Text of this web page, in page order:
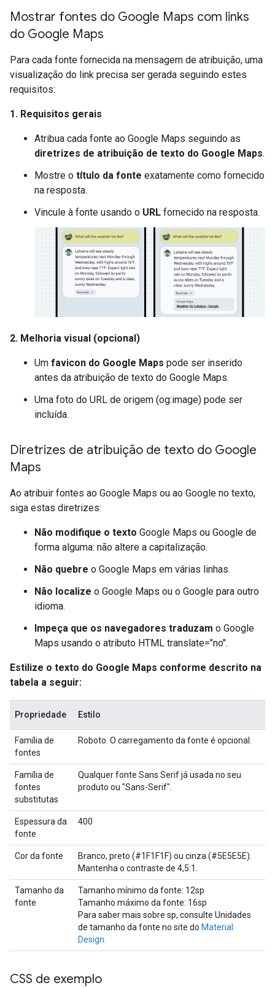
Mostrar fontes do Google Maps com links
do Google Maps
Para cada fonte fornecida na mensagem de atribuição, uma
visualização do link precisa ser gerada seguindo estes
requisitos:
1. Requisitos gerais
Atribua cada fonte ao Google Maps seguindo as
diretrizes de atribuição de texto do Google Maps.
Mostre o título da fonte exatamente como fornecido
na resposta.
Vincule à fonte usando o URL fornecido na resposta.
2. Melhoria visual (opcional)
Um favicon do Google Maps pode ser inserido
antes da atribuição de texto do Google Maps.
Uma foto do URL de origem (og:image) pode ser
incluída.
Diretrizes de atribuição de texto do Google
Maps
Ao atribuir fontes ao Google Maps ou ao Google no texto,
siga estas diretrizes:
Não modifique o texto Google Maps ou Google de
forma alguma: não altere a capitalização.
Não quebre o Google Maps em várias linhas.
Não localize o Google Maps ou o Google para outro
idioma.
Impeça que os navegadores traduzam o Google
Maps usando o atributo HTML translate="no".
Estilize o texto do Google Maps conforme descrito na
tabela a seguir:
Propriedade Estilo
Família de
fontes
Roboto. O carregamento da fonte é opcional.
Família de
fontes
substitutas
Qualquer fonte Sans Serif já usada no seu
produto ou "Sans-Serif".
Espessura da
fonte
400
Cor da fonte
Branco, preto (#1F1F1F) ou cinza (#5E5E5E).
Mantenha o contraste de 4,5:1.
Tamanho da
fonte
Tamanho mínimo da fonte: 12sp
Tamanho máximo da fonte: 16sp
Para saber mais sobre sp, consulte Unidades
de tamanho da fonte no site do Material
Design.
CSS de exemplo